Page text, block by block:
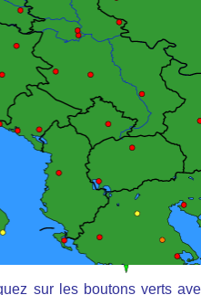
sur les boutons verts